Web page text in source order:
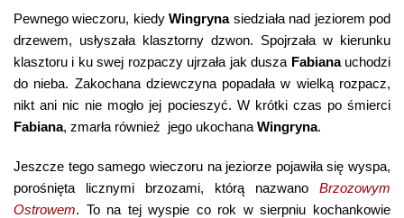
Pewnego wieczoru, kiedyWingrynasiedziała nad jeziorem pod
drzewem, usłyszała klasztorny dzwon. Spojrzała w kierunku
klasztoru i ku swej rozpaczy ujrzała jak dusza Fabianauchodzi
do nieba. Zakochana dziewczyna popadała w wielką rozpacz,
nikt ani nic nie mogło jej pocieszyć. W krótki czas po śmierci
Fabiana, zmarła również jego ukochana Wingryna.
Jeszcze tego samego wieczoru na jeziorze pojawiła się wyspa,
porośnięta licznymi brzozami, którą nazwano Brzozowym
Ostrowem. To na tej wyspie co rok w sierpniu kochankowie